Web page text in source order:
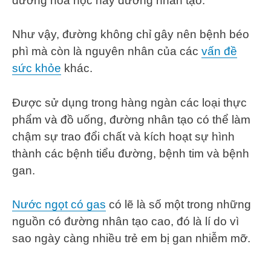
Như vậy, đường không chỉ gây nên bệnh béo
phì mà còn là nguyên nhân của các vấn đề
sức khỏe khác.
Được sử dụng trong hàng ngàn các loại thực
phẩm và đồ uống, đường nhân tạo có thể làm
chậm sự trao đổi chất và kích hoạt sự hình
thành các bệnh tiểu đường, bệnh tim và bệnh
gan.
Nước ngọt có gas có lẽ là số một trong những
nguồn có đường nhân tạo cao, đó là lí do vì
sao ngày càng nhiều trẻ em bị gan nhiễm mỡ.